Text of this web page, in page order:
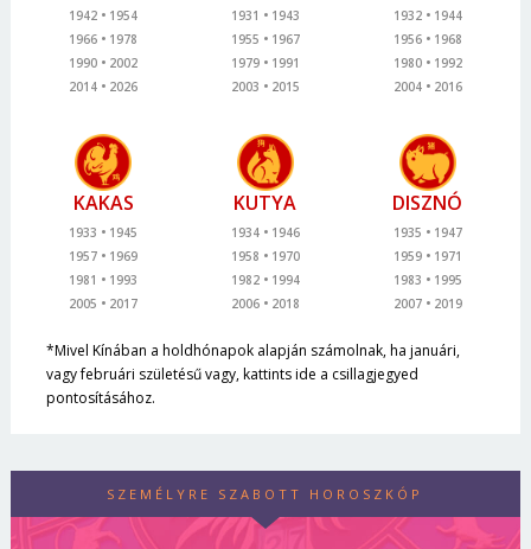
1942
1954
1966
1978
1990
2002
2014
2026
1931
1943
1955
1967
1979
1991
2003
2015
1932
1944
1956
1968
1980
1992
2004
2016
KAKAS
1933
1945
1957
1969
1981
1993
2005
2017
KUTYA
1934
1946
1958
1970
1982
1994
2006
2018
DISZNÓ
1935
1947
1959
1971
1983
1995
2007
2019
*Mivel Kínában a holdhónapok alapján számolnak, ha januári,
vagy februári születésű vagy, kattints ide a csillagjegyed
pontosításához.
SZEMÉLYRE SZABOTT HOROSZKÓP